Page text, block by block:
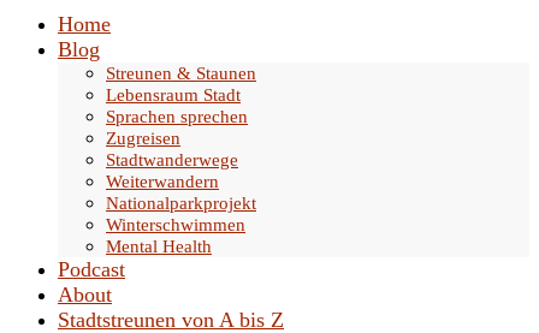
Home
Blog
Streunen & Staunen
Lebensraum Stadt
Sprachen sprechen
Zugreisen
Stadtwanderwege
Weiterwandern
Nationalparkprojekt
Winterschwimmen
Mental Health
Podcast
About
Stadtstreunen von A bis Z